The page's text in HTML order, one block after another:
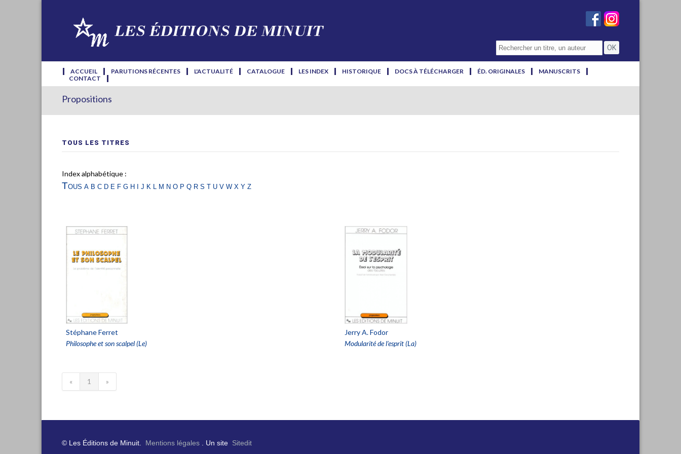
ACCUEIL PARUTIONS RÉCENTES L'ACTUALITÉ CATALOGUE LES INDEX HISTORIQUE DOCS À TÉLÉCHARGER ÉD. ORIGINALES
MANUSCRITS
CONTACT
Propositions
TOUS LES TITRES
Index alphabétique :
Tous a b c d e fg h i j k l m no p q rs t uvwx yz
Stéphane Ferret
Philosophe et son scalpel (Le)
Jerry A. Fodor
Modularité de l’esprit (La)
« 1 »
© Les Éditions de Minuit. Mentions légales . Un site Sitedit